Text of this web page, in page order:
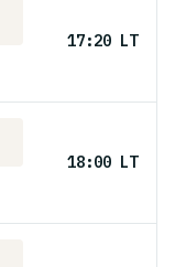
17:20 LT
18:00 LT